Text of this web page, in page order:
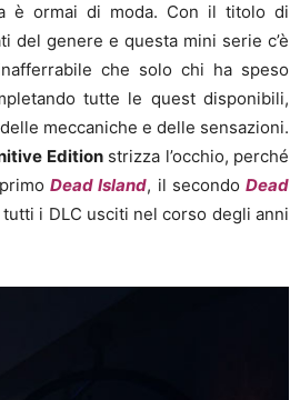
è ormai di moda. Con il titolo di
del genere e questa mini serie c’è
che solo chi ha speso
tutte le quest disponibili,
meccaniche e delle sensazioni.
Editionstrizza l’occhio, perché
Dead Island, il secondo Dead
tutti i DLC usciti nel corso degli anni